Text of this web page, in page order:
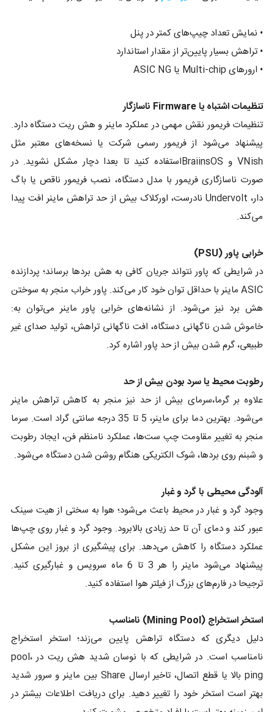
• نمایش تعداد چیپ‌های کمتر در پنل
• تراهش بسیار پایین‌تر از مقدار استاندارد
• ارورهای Multi-chip یا ASIC NG
تنظیمات اشتباه یا Firmware ناسازگار
تنظیمات فریمور نقش مهمی در عملکرد ماینر و هش ریت دستگاه دارد.
پیشنهاد می‌شود از فریمور رسمی شرکت یا نسخه‌های معتبر مثل
VNish و BraiinsOSاستفاده کنید تا بعدا دچار مشکل نشوید. در
صورت ناسازگاری فریمور با مدل دستگاه، نصب فریمور ناقص یا باگ
دار، Undervolt نادرست، اورکلاک بیش از حد تراهش ماینر افت پیدا
می‌کند.
خرابی پاور (PSU)
در شرایطی که پاور نتواند جریان کافی به هش بردها برساند؛ پردازنده
ASIC ماینر با حداقل توان خود کار می‌کند. پاور خراب منجر به سوختن
هش برد نیز می‌شود. از نشانه‌های خرابی پاور ماینر می‌توان به:
خاموش شدن ناگهانی دستگاه، افت ناگهانی تراهش، تولید صدای غیر
طبیعی، گرم شدن بیش از حد پاور اشاره کرد.
رطوبت محیط یا سرد بودن بیش از حد
علاوه بر گرما،سرمای بیش از حد نیز منجر به کاهش تراهش ماینر
می‌شود. بهترین دما برای ماینر، 5 تا 35 درجه سانتی گراد است. سرما
منجر به تغییر مقاومت چپ ست‌ها، عملکرد نامنظم فن، ایجاد رطوبت
و شبنم روی بردها، شوک الکتریکی هنگام روشن شدن دستگاه می‌شود.
آلودگی محیطی با گرد و غبار
وجود گرد و غبار در محیط باعث می‌شود؛ هوا به سختی از هیت سینک
عبور کند و دمای آن تا حد زیادی بالابرود. وجود گرد و غبار روی چپ‌ها
عملکرد دستگاه را کاهش می‌دهد. برای پیشگیری از بروز این مشکل
پیشنهاد می‌شود ماینر را هر 3 تا 6 ماه سرویس و غبارگیری کنید.
ترجیحا در فارم‌های بزرگ از فیلتر هوا استفاده کنید.
استخر استخراج (Mining Pool) نامناسب
دلیل دیگری که دستگاه تراهش پایین می‌زند؛ استخر استخراج
نامناسب است. در شرایطی که با نوسان شدید هش ریت در pool،
ping بالا یا قطع اتصال، تاخیر ارسال Share بین ماینر و سرور شدید
بهتر است استخر خود را تغییر دهید. برای دریافت اطلاعات بیشتر در